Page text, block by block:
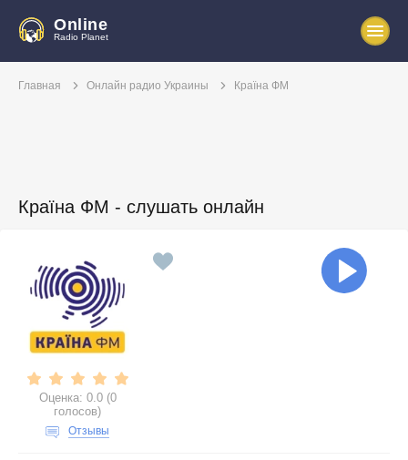
Online
Radio Planet
Главная Онлайн радио Украины Країна ФМ
Країна ФМ - слушать онлайн
Оценка: 0.0 (0
голосов)
Отзывы